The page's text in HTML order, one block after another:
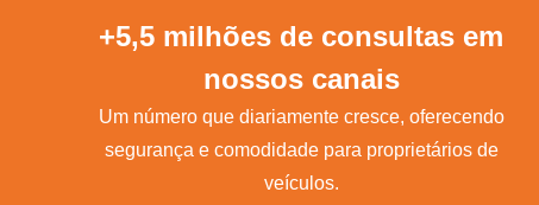
+5,5 milhões de consultas em
nossos canais
Um número que diariamente cresce, oferecendo
segurança e comodidade para proprietários de
veículos.